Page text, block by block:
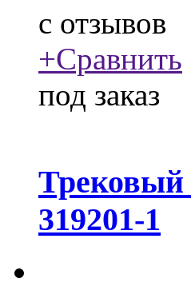
c отзывов
+Сравнить
под заказ
Трековый
319201-1